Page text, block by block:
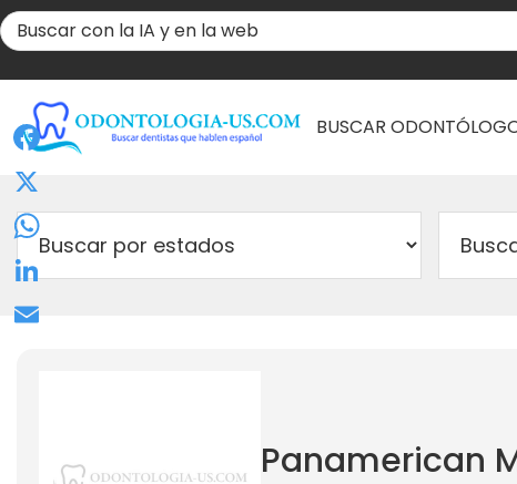
BUSCAR
Panamerican
Facebook
X
WhatsApp
LinkedIn